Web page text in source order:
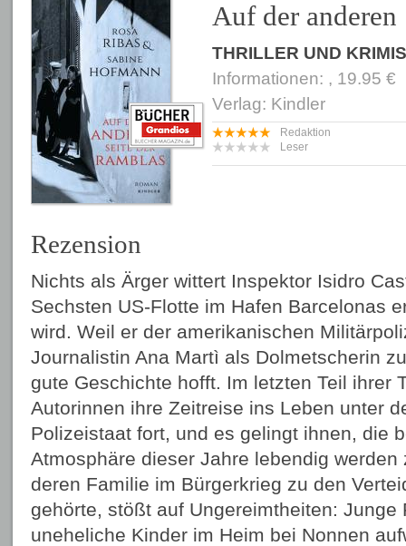
Auf der anderen
THRILLER UND KRIMIS
Informationen: , 19.95 €
Verlag: Kindler
Redaktion
Leser
Rezension
Nichts als Ärger wittert Inspektor Isidro
Sechsten US-Flotte im Hafen Barcelonas
wird. Weil er der amerikanischen
Journalistin Ana Martì als Dolmetscherin
gute Geschichte hofft. Im letzten Teil ihrer
Autorinnen ihre Zeitreise ins Leben unter
Polizeistaat fort, und es gelingt ihnen, die
Atmosphäre dieser Jahre lebendig
deren Familie im Bürgerkrieg zu den
gehörte, stößt auf Ungereimtheiten: Junge
uneheliche Kinder im Heim bei Nonnen